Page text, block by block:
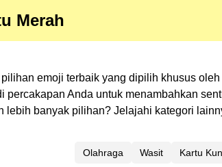
Merah
emoji terbaik yang dipilih khusus
percakapan Anda untuk menambahkan
lebih banyak pilihan? Jelajahi kategori
Olahraga Wasit Kartu